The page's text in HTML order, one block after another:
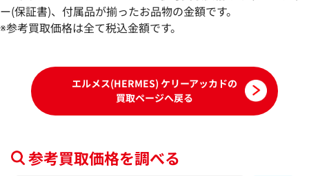
ー(保証書)、付属品が揃ったお品物の金額です。
※参考買取価格は全て税込金額です。
エルメス(HERMES) ケリーアッカドの
買取ページへ戻る
参考買取価格を調べる